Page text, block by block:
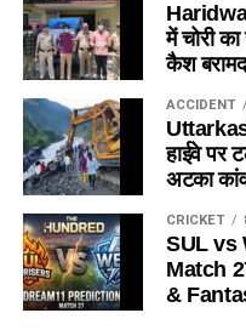
में चोरी
कैश बरामद
ACCIDENT
हाईवे पर
अटका
CRICKET
SUL vs
Match
&